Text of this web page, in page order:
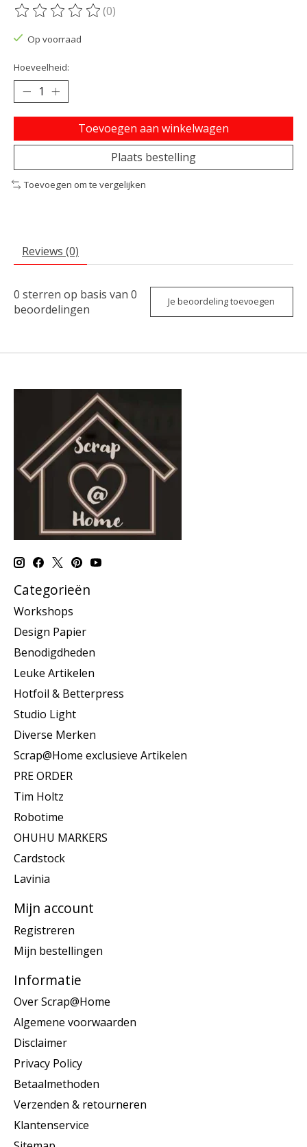
De beoordeling van dit product is
(0)
Op voorraad
Hoeveelheid:
Toevoegen aan winkelwagen
Plaats bestelling
Toevoegen om te vergelijken
Reviews (0)
0 sterren op basis van 0
beoordelingen
Je beoordeling toevoegen
Categorieën
Workshops
Design Papier
Benodigdheden
Leuke Artikelen
Hotfoil & Betterpress
Studio Light
Diverse Merken
Scrap@Home exclusieve Artikelen
PRE ORDER
Tim Holtz
Robotime
OHUHU MARKERS
Cardstock
Lavinia
Mijn account
Registreren
Mijn bestellingen
Informatie
Over Scrap@Home
Algemene voorwaarden
Disclaimer
Privacy Policy
Betaalmethoden
Verzenden & retourneren
Klantenservice